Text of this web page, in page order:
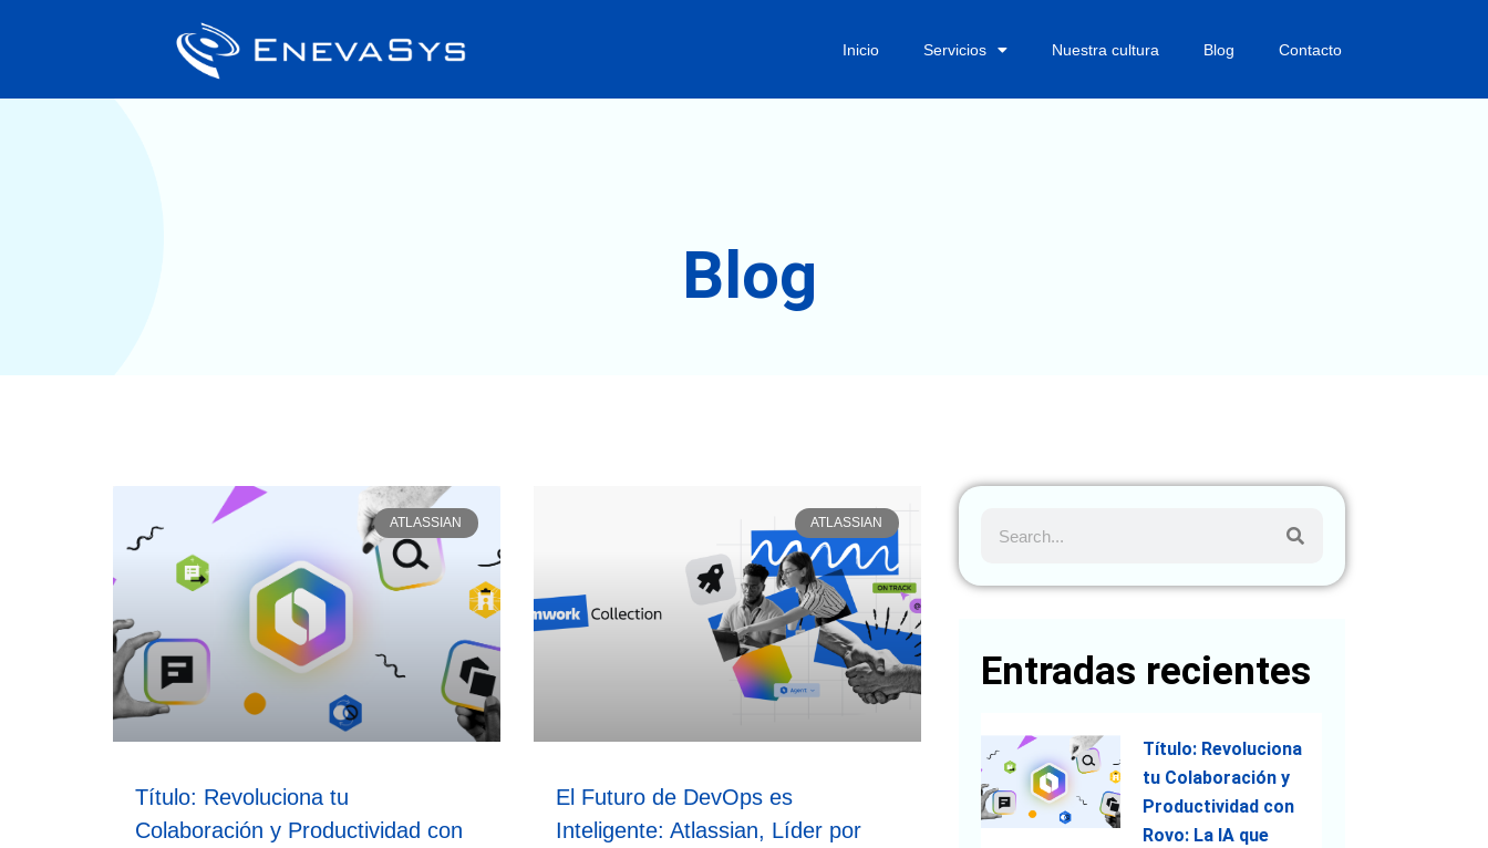
Inicio Servicios Nuestra cultura Blog Contacto
Blog
ATLASSIAN
Título: Revoluciona tu
Colaboración y Productividad con
ATLASSIAN
El Futuro de DevOps es
Inteligente: Atlassian, Líder por
Entradas recientes
Título: Revoluciona
tu Colaboración y
Productividad con
Rovo: La IA que